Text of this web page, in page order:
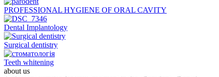
PROFESSIONAL HYGIENE OF ORAL CAVITY
Dental Implantology
Surgical dentistry
Teeth whitening
about us